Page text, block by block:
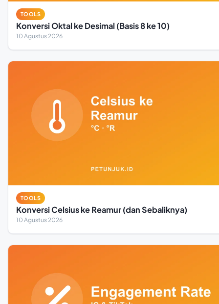
TOOLS
Konversi Oktal ke Desimal (Basis 8 ke 10)
10 Agustus 2026
TOOLS
Konversi Celsius ke Reamur (dan Sebaliknya)
10 Agustus 2026